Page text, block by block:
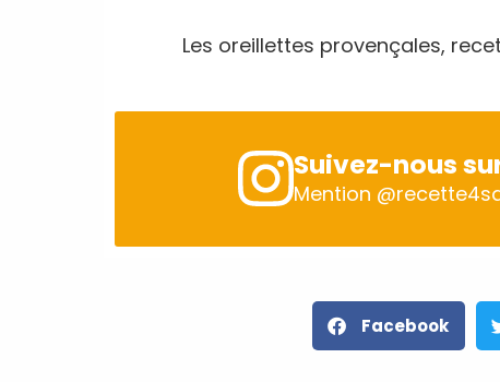
Les oreillettes provençales,
Suivez-nous
Mention
Facebook